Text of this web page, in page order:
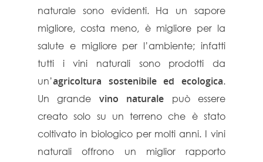
naturale sono evidenti. Ha un sapore
migliore, costa meno, è migliore per la
salute e migliore per l’ambiente; infatti
tutti i vini naturali sono prodotti da
un’agricoltura sostenibile ed ecologica.
Un grande vino naturale può essere
creato solo su un terreno che è stato
coltivato in biologico per molti anni. I vini
naturali offrono un miglior rapporto